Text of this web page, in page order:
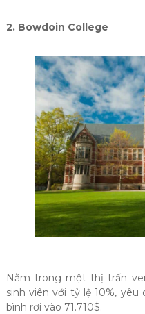
2. Bowdoin College
Nằm trong một thị trấn
sinh viên với tỷ lệ 10%, yêu
bình rơi vào 71.710$.